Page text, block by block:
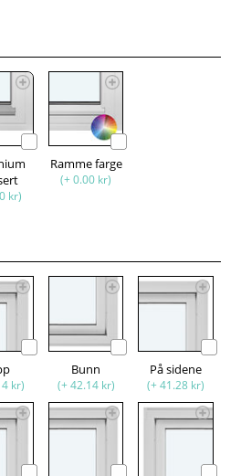
kr)
Ramme farge
(+ 0.00 kr)
kr)
Bunn
(+ 42.14 kr)
På sidene
(+ 41.28 kr)